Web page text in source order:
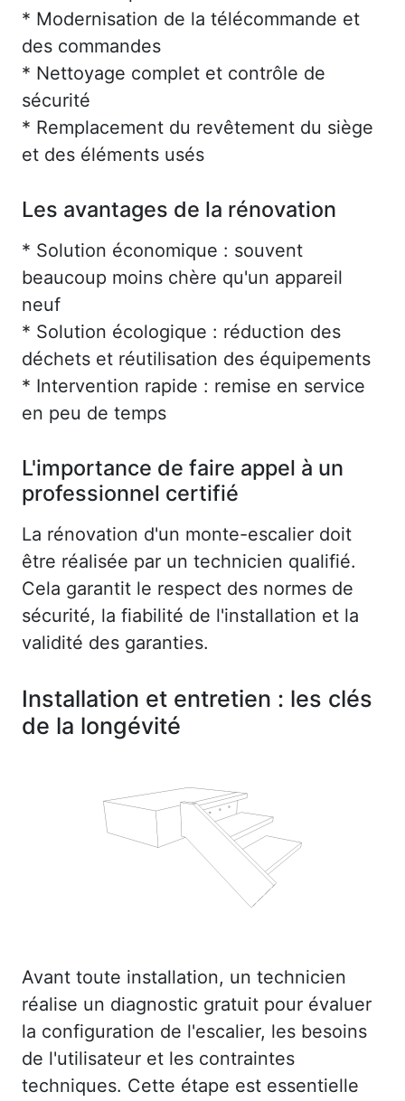
* Modernisation de la télécommande et
des commandes
* Nettoyage complet et contrôle de
sécurité
* Remplacement du revêtement du siège
et des éléments usés
Les avantages de la rénovation
* Solution économique : souvent
beaucoup moins chère qu'un appareil
neuf
* Solution écologique : réduction des
déchets et réutilisation des équipements
* Intervention rapide : remise en service
en peu de temps
L'importance de faire appel à un
professionnel certifié
La rénovation d'un monte-escalier doit
être réalisée par un technicien qualifié.
Cela garantit le respect des normes de
sécurité, la fiabilité de l'installation et la
validité des garanties.
Installation et entretien : les clés
de la longévité
Avant toute installation, un technicien
réalise un diagnostic gratuit pour évaluer
la configuration de l'escalier, les besoins
de l'utilisateur et les contraintes
techniques. Cette étape est essentielle